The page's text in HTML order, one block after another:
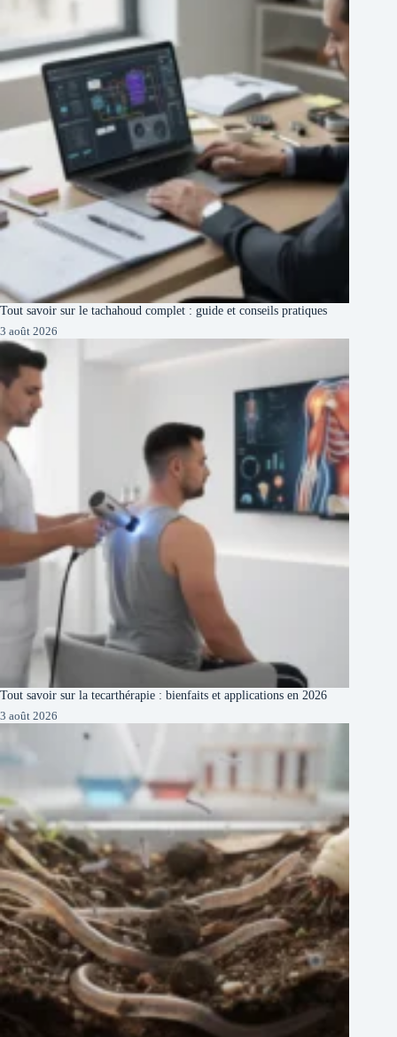
Tout savoir sur le tachahoud complet : guide et conseils pratiques
3 août 2026
Tout savoir sur la tecarthérapie : bienfaits et applications en 2026
3 août 2026